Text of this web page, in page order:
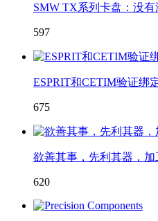
SMW TX系列卡盘：没
597
ESPRIT和CETIM验证绑
675
欲善其事，先利其器，
620